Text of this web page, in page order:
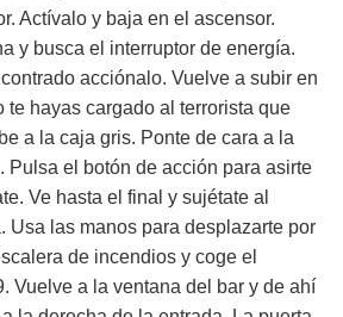
Actívalo y baja en el ascensor.
y busca el interruptor de energía.
acciónalo. Vuelve a subir en
te hayas cargado al terrorista que
a la caja gris. Ponte de cara a la
Pulsa el botón de acción para asirte
Ve hasta el final y sujétate al
Usa las manos para desplazarte por
de incendios y coge el
Vuelve a la ventana del bar y de ahí